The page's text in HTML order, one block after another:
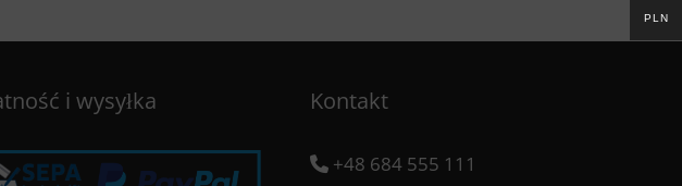
i wysyłka Kontakt
+48 684 555 111
PLN